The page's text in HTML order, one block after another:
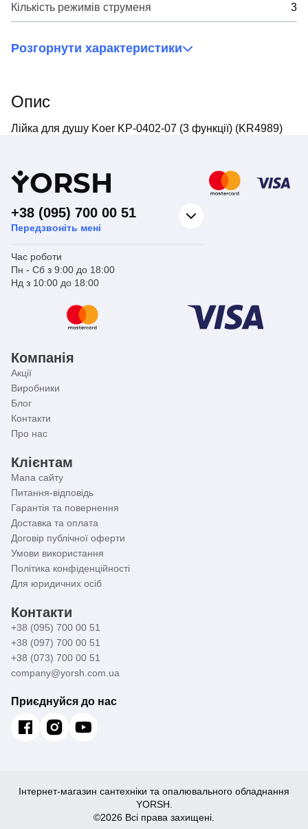
Кількість режимів струменя 3
Розгорнути характеристики
Опис
Лійка для душу Koer KP-0402-07 (3 функції) (KR4989)
YORSH
+38 (095) 700 00 51
Передзвоніть мені
Час роботи
Пн - Сб з 9:00 до 18:00
Нд з 10:00 до 18:00
Компанія
Акції
Виробники
Блог
Контакти
Про нас
Клієнтам
Мапа сайту
Питання-відповідь
Гарантія та повернення
Доставка та оплата
Договір публічної оферти
Умови використання
Політика конфіденційності
Для юридичних осіб
Контакти
+38 (095) 700 00 51
+38 (097) 700 00 51
+38 (073) 700 00 51
company@yorsh.com.ua
Приєднуйся до нас
Інтернет-магазин сантехніки та опалювального обладнання
YORSH.
©2026 Всі права захищені.